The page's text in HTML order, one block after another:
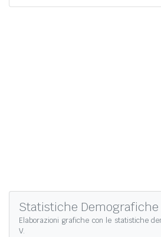
Statistiche Demografiche
Elaborazioni grafiche con le statistiche
V.